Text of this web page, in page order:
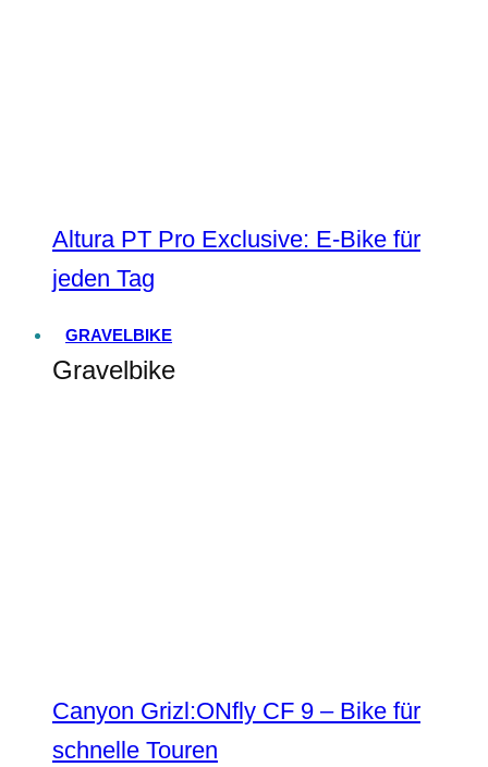
Altura PT Pro Exclusive: E-Bike für
jeden Tag
GRAVELBIKE
Gravelbike
Canyon Grizl:ONfly CF 9 – Bike für
schnelle Touren